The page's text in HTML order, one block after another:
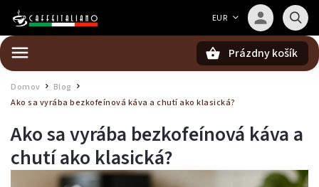
EUR
Prázdny košík
Domov Blog
Ako sa vyrába bezkofeínová káva a chutí ako klasická?
Ako sa vyrába bezkofeínová káva a
chutí ako klasická?
Barista — poradca Caffeitaliano